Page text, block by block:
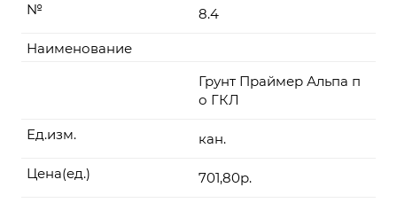
8.4
№
Наименование
Грунт Праймер Альпа п
о ГКЛ
кан.
Ед.изм.
701,80р.
Цена(ед.)